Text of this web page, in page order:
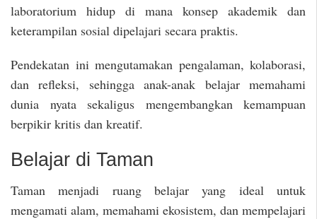
laboratorium hidup di mana konsep akademik dan
keterampilan sosial dipelajari secara praktis.
Pendekatan ini mengutamakan pengalaman, kolaborasi,
dan refleksi, sehingga anak-anak belajar memahami
dunia nyata sekaligus mengembangkan kemampuan
berpikir kritis dan kreatif.
Belajar di Taman
Taman menjadi ruang belajar yang ideal untuk
mengamati alam, memahami ekosistem, dan mempelajari